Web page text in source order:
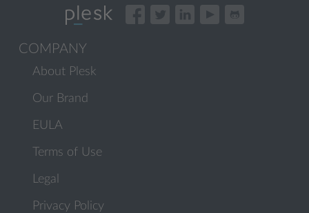
COMPANY
About Plesk
Our Brand
EULA
Terms of Use
Legal
Privacy Policy